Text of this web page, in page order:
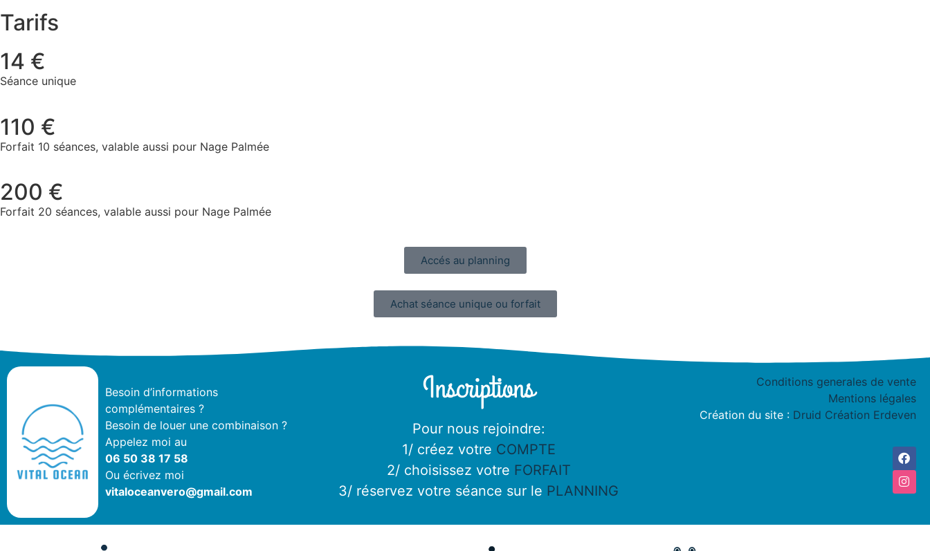
Tarifs
14 €
Séance unique
110 €
Forfait 10 séances, valable aussi pour Nage Palmée
200 €
Forfait 20 séances, valable aussi pour Nage Palmée
Accés au planning
Achat séance unique ou forfait
Besoin d’informations
complémentaires ?
Besoin de louer une combinaison ?
Appelez moi au
06 50 38 17 58
Ou écrivez moi
vitaloceanvero@gmail.com
Inscriptions
Pour nous rejoindre:
1/ créez votre COMPTE
2/ choisissez votre FORFAIT
3/ réservez votre séance sur le PLANNING
Conditions generales de vente
Mentions légales
Création du site : Druid Création Erdeven